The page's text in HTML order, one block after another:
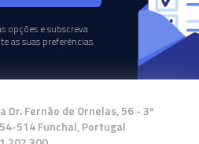
opções e subscreva
as suas preferências.
Dr. Fernão de Ornelas, 56 - 3º
514 Funchal, Portugal